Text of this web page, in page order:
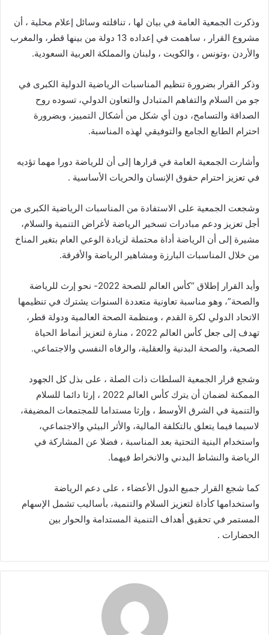
وذكرت الجمعية العامة في بيان لها ، تناقلته وسائل إعلام محلية ، أن
مشروع القرار ، ساهمت في إعداده 13 دولة من بينها قطر، والمغرب
والأردن ،وتونس ، والكويت ، ولبنان والمملكة العربية السعودية.
وذكر القرار بضرورة تنظيم المناسبات الرياضية الدولية الكبرى في
جو من السلام والتفاهم المتبادل والتعاون الدولي، تسوده روح
الصداقة والتسامح، دون أي شكل من أشكال التمييز، وبضرورة
احترام الطابع الجامع والتوفيقي لهذه المناسبة.
وأشارت الجمعية العامة في قرارها إلى أن للرياضة دورا مهما تؤديه
في تعزيز احترام حقوق الإنسان والحريات الأساسية .
وشجعت الجمعية على الاستفادة من المناسبات الرياضية الكبرى من
أجل تعزيز ودعم مبادرات تسخير الرياضة لأغراض التنمية والسلام،
مشيرة إلى أن الرياضة أداة محتملة لزيادة الوعي العام بتغير المناخ
من خلال المناسبات البارزة ومشاهير الرياضة والأفرقة.
وأيد القرار إطلاق “كأس العالم للصحة 2022- نحو إرث للرياضة
والصحة”، وهو مناسبة تعاونية متعددة السنوات يشترك في تنظيمها
الاتحاد الدولي لكرة القدم ، ومنظمة الصحة العالمية ودولة قطر،
تهدف إلى جعل كأس العالم 2022 ، منارة لتعزيز أنماط الحياة
الصحية، والصحة البدنية والعقلية، والرفاه النفسي والاجتماعي.
وشجع قرار الجمعية السلطات ذات الصلة ، على بذل كل الجهود
الممكنة لضمان أن يترك كأس العالم 2022 ، إرثا دائما للسلام
والتنمية في الشرق الأوسط ، وإرثا مستداما للمجتمعات المضيفة،
لاسيما فيما يتعلق بالتكلفة المالية، والأثر البيئي والاجتماعي،
واستخدام البنية التحتية بعد المناسبة ، فضلا عن المشاركة في
الرياضة والنشاط البدني والانخراط فيهما.
كما شجع القرار جميع الدول الأعضاء ، على دعم الرياضة
واستخدامها كأداة لتعزيز السلام والتنمية، بأساليب تشمل الإسهام
المستمر في تحقيق أهداف التنمية المستدامة والحوار بين
الحضارات .